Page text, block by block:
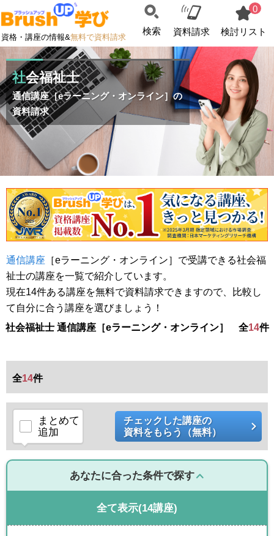
資格・講座の情報&無料で資料請求
検索 資料請求
0
検討リスト
社会福祉士
通信講座［eラーニング・オンライン］の
資料請求
通信講座 ［eラーニング・オンライン］で受講できる社会福
祉士の講座を一覧で紹介しています。
現在14件ある講座を無料で資料請求できますので、比較し
て自分に合う講座を選びましょう！
社会福祉士 通信講座［eラーニング・オンライン］ 全14件
全14件
まとめて
追加
チェックした講座の
資料をもらう（無料）
あなたに合った条件で探す
全て表示(14講座)